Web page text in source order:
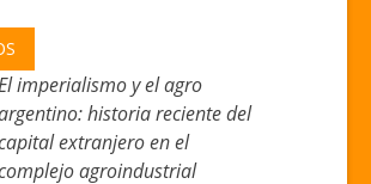
imperialismo y el agro
historia reciente del
extranjero en el
agroindustrial